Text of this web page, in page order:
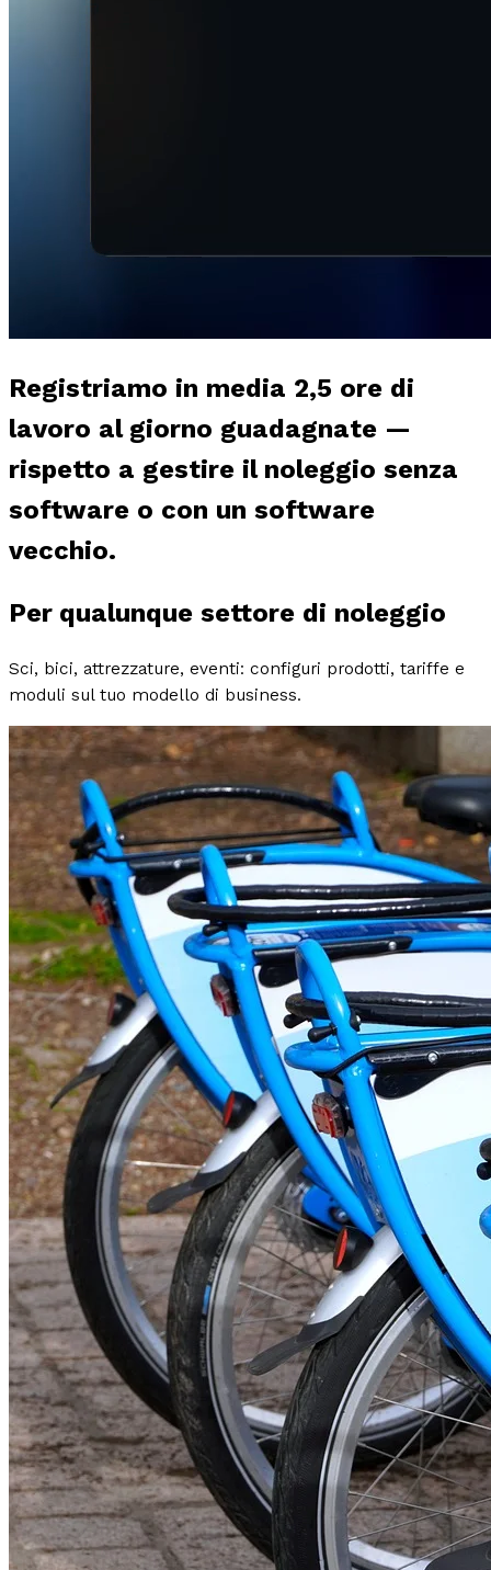
Registriamo in media 2,5 ore di
lavoro al giorno guadagnate —
rispetto a gestire il noleggio senza
software o con un software
vecchio.
Per qualunque settore di noleggio
Sci, bici, attrezzature, eventi: configuri prodotti, tariffe e
moduli sul tuo modello di business.